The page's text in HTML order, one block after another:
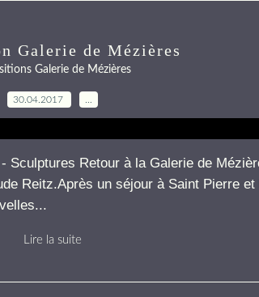
Galerie de Mézières
Galerie de Mézières
30.04.2017
Sculptures Retour à la Galerie de
Reitz.Après un séjour à Saint Pierre et
Lire la suite